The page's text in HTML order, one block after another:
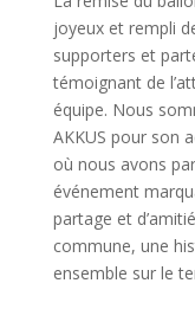
joyeux et rempli
supporters et
témoignant de
équipe. Nous
AKKUS pour son
où nous avons
événement
partage et
commune, une
ensemble sur le